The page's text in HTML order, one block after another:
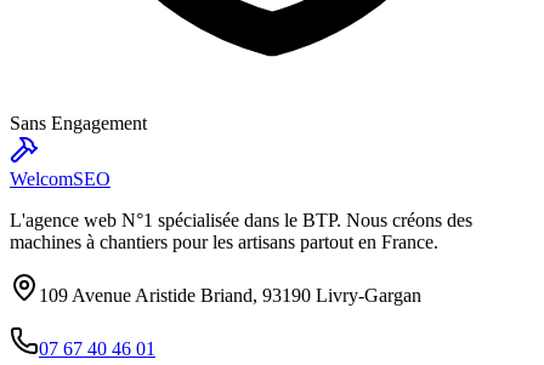
Sans Engagement
WelcomSEO
L'agence web N°1 spécialisée dans le BTP. Nous créons des
machines à chantiers pour les artisans partout en France.
109 Avenue Aristide Briand, 93190 Livry-Gargan
07 67 40 46 01